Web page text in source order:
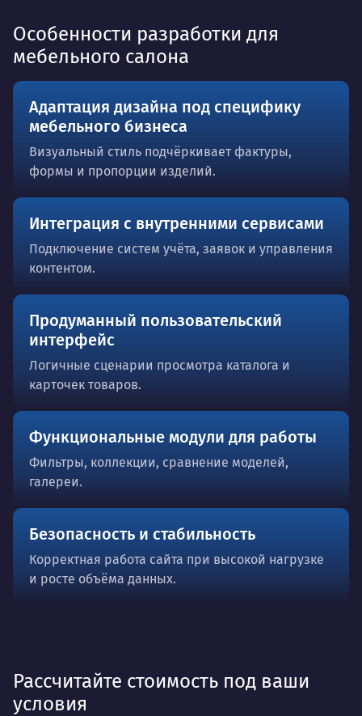
Особенности разработки для
мебельного салона
Адаптация дизайна под специфику
мебельного бизнеса
Визуальный стиль подчёркивает фактуры,
формы и пропорции изделий.
Интеграция с внутренними сервисами
Подключение систем учёта, заявок и управления
контентом.
Продуманный пользовательский
интерфейс
Логичные сценарии просмотра каталога и
карточек товаров.
Функциональные модули для работы
Фильтры, коллекции, сравнение моделей,
галереи.
Безопасность и стабильность
Корректная работа сайта при высокой нагрузке
и росте объёма данных.
Рассчитайте стоимость под ваши
условия